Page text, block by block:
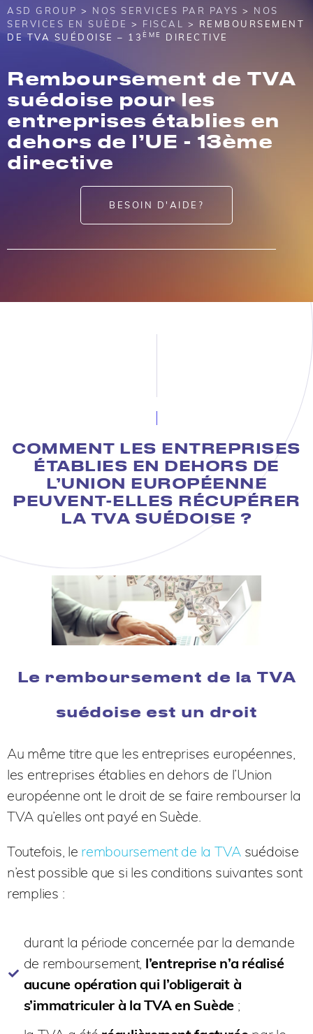
ASD GROUP > NOS SERVICES PAR PAYS > NOS
SERVICES EN SUÈDE > FISCAL
> REMBOURSEMENT
DE TVA SUÉDOISE – 13 ÈME DIRECTIVE
Remboursement de TVA
suédoise pour les
entreprises établies en
dehors de l’UE - 13ème
directive
BESOIN D'AIDE?
COMMENT LES ENTREPRISES
ÉTABLIES EN DEHORS DE
L’UNION EUROPÉENNE
PEUVENT-ELLES RÉCUPÉRER
LA TVA SUÉDOISE ?
Le remboursement de la TVA
suédoise est un droit
Au même titre que les entreprises européennes,
les entreprises établies en dehors de l’Union
européenne ont le droit de se faire rembourser la
TVA qu’elles ont payé en Suède.
Toutefois, le remboursement de la TVA suédoise
n’est possible que si les conditions suivantes sont
remplies :
durant la période concernée par la demande
de remboursement, l’entreprise n’a réalisé
aucune opération qui l’obligerait à
s’immatriculer à la TVA en Suède ;